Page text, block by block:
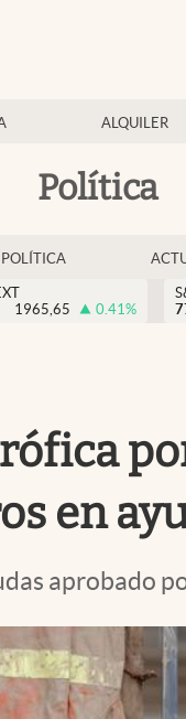
ALQUILER
Política
POLÍTICA
1965,65 0.41%
en
aprobado